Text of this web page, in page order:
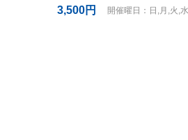
3,500円 開催曜日：日,月,火,